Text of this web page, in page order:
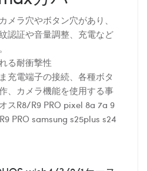
メラ穴やボタン穴があり、
認証や音量調整、充電など
る耐衝撃性
充電端子の接続、各種ボタ
、カメラ機能を使用する事
スR8/R9 PRO pixel 8a 7a 9
PRO samsung s25plus s24